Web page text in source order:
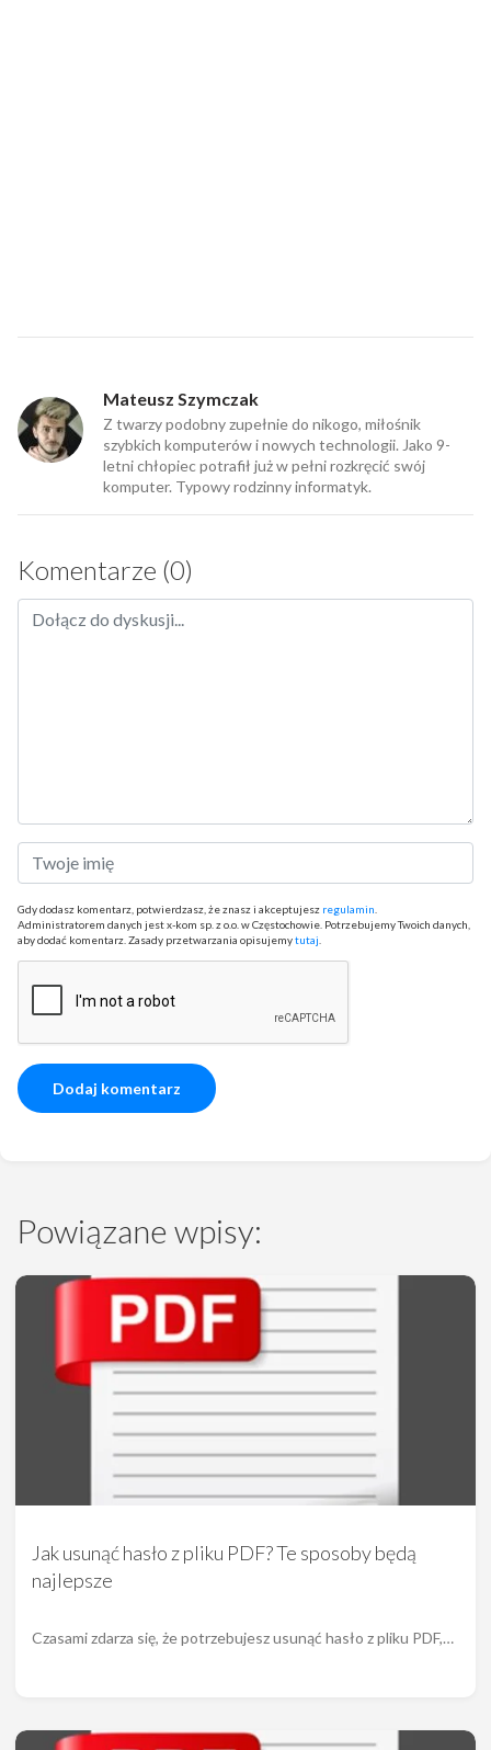
Mateusz Szymczak
Z twarzy podobny zupełnie do nikogo, miłośnik
szybkich komputerów i nowych technologii. Jako 9-
letni chłopiec potrafił już w pełni rozkręcić swój
komputer. Typowy rodzinny informatyk.
Komentarze (0)
Gdy dodasz komentarz, potwierdzasz, że znasz i akceptujesz regulamin
Administratorem danych jest x-kom sp. z o.o. w Częstochowie. Potrzebujemy Twoich danych,
aby dodać komentarz. Zasady przetwarzania opisujemytutaj
Powiązane wpisy:
Jak usunąć hasło z pliku PDF? Te sposoby będą
najlepsze
Czasami zdarza się, że potrzebujesz usunąć hasło z pliku PDF,…